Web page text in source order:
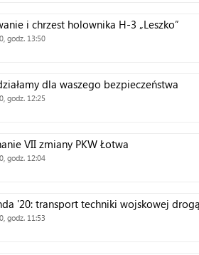
i chrzest holownika H-3 „Leszko”
godz. 13:50
dla waszego bezpieczeństwa
godz. 12:25
VII zmiany PKW Łotwa
godz. 12:04
'20: transport techniki wojskowej
godz. 11:53